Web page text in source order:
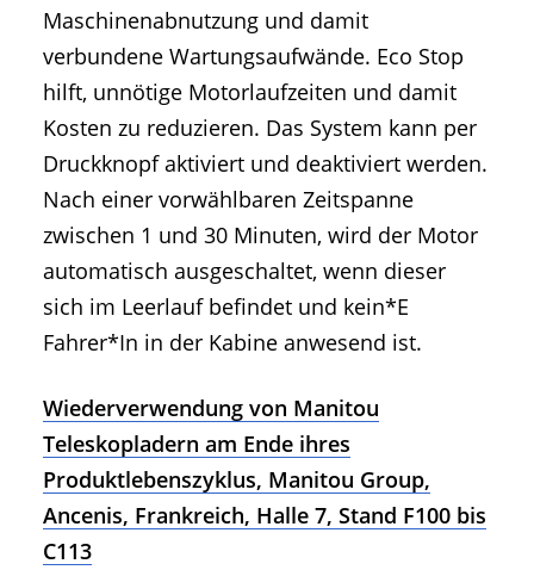
Maschinenabnutzung und damit
verbundene Wartungsaufwände. Eco Stop
hilft, unnötige Motorlaufzeiten und damit
Kosten zu reduzieren. Das System kann per
Druckknopf aktiviert und deaktiviert werden.
Nach einer vorwählbaren Zeitspanne
zwischen 1 und 30 Minuten, wird der Motor
automatisch ausgeschaltet, wenn dieser
sich im Leerlauf befindet und kein*E
Fahrer*In in der Kabine anwesend ist.
Wiederverwendung von Manitou
Teleskopladern am Ende ihres
Produktlebenszyklus, Manitou Group,
Ancenis, Frankreich, Halle 7, Stand F100 bis
C113